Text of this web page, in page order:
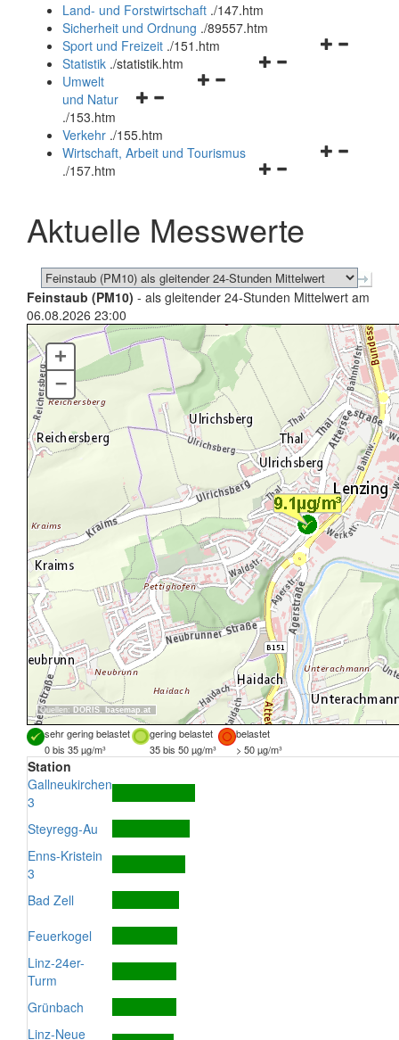
und
schließen
Land- und Forstwirtschaft ./147.htm
Sicherheit und Ordnung ./89557.htm
Navigationsmenü
Sport und Freizeit ./151.htm
Navigationsmenü
Statistik ./statistik.htm
Navigationsmenü
und
schließen
Umwelt
und Natur
./153.htm
Verkehr ./155.htm
Navigationsmenü
schließen
Wirtschaft, Arbeit und Tourismus
./157.htm
Aktuelle Messwerte
Feinstaub (PM10) - als gleitender 24-Stunden Mittelwert am
06.08.2026 23:00
Quellen: DORIS, basemap.at
+
–
sehr gering belastet gering belastet
belastet
0 bis 35 µg/m³
35 bis 50 µg/m³ > 50 µg/m³
Station
Gallneukirchen
3
Steyregg-Au
Enns-Kristein
3
Bad Zell
Feuerkogel
Linz-24er-
Turm
Grünbach
Linz-Neue